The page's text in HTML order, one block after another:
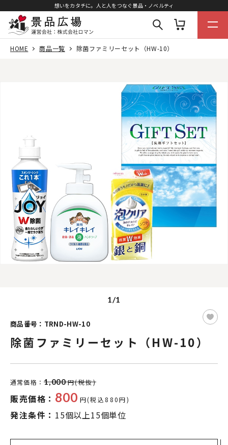
想いをカタチに。人と人をつなぐ景品・ノベルティ
HOME 商品一覧 除菌ファミリーセット（HW-10）
1/1
商品番号：TRND-HW-10
除菌ファミリーセット（HW-10）
通常価格： 1,000円(税抜)
販売価格： 800 円(税込880円)
発注条件： 15個以上15個単位